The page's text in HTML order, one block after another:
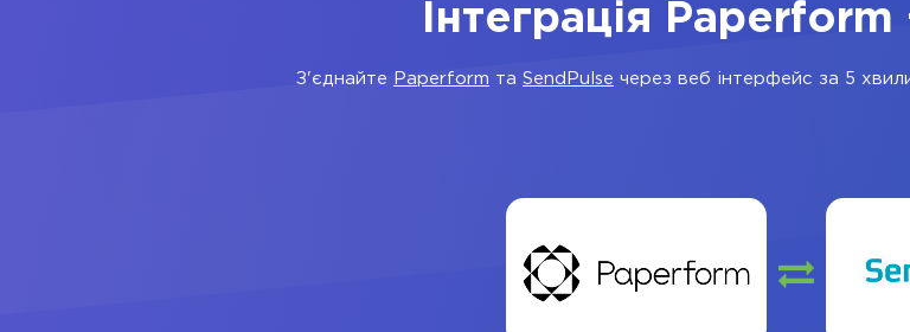
Інтеграція
З'єднайте Paperform та SendPulse через веб інтерфейс за 5